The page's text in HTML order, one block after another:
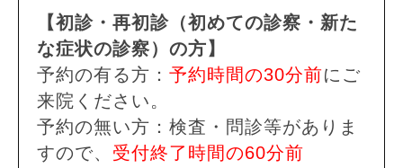
【初診・再初診（初めての診察・新た
な症状の診察）の方】
予約の有る方： 予約時間の30分前にご
来院ください。
予約の無い方：検査・問診等がありま
すので、 受付終了時間の60分前